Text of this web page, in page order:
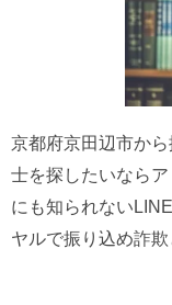
京都府京田辺市か
士を探したいなら
にも知られない
ヤルで振り込め詐